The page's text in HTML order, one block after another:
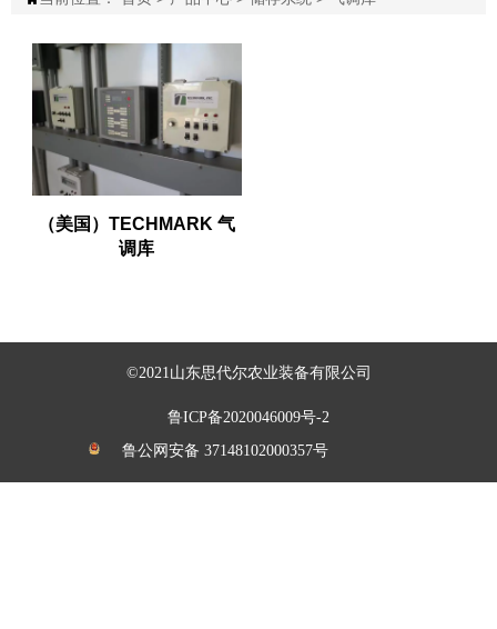
（美国）TECHMARK 气
调库
©2021山东思代尔农业装备有限公司
鲁ICP备2020046009号-2
鲁公网安备 37148102000357号